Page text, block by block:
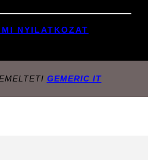
NYILATKOZAT
GEMERIC IT